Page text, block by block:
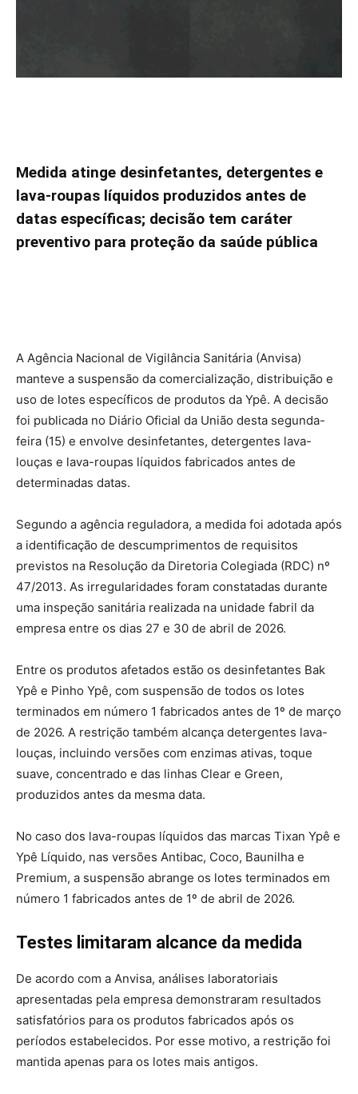
Medida atinge desinfetantes, detergentes e
lava-roupas líquidos produzidos antes de
datas específicas; decisão tem caráter
preventivo para proteção da saúde pública
A Agência Nacional de Vigilância Sanitária (Anvisa)
manteve a suspensão da comercialização, distribuição e
uso de lotes específicos de produtos da Ypê. A decisão
foi publicada no Diário Oficial da União desta segunda-
feira (15) e envolve desinfetantes, detergentes lava-
louças e lava-roupas líquidos fabricados antes de
determinadas datas.
Segundo a agência reguladora, a medida foi adotada após
a identificação de descumprimentos de requisitos
previstos na Resolução da Diretoria Colegiada (RDC) nº
47/2013. As irregularidades foram constatadas durante
uma inspeção sanitária realizada na unidade fabril da
empresa entre os dias 27 e 30 de abril de 2026.
Entre os produtos afetados estão os desinfetantes Bak
Ypê e Pinho Ypê, com suspensão de todos os lotes
terminados em número 1 fabricados antes de 1º de março
de 2026. A restrição também alcança detergentes lava-
louças, incluindo versões com enzimas ativas, toque
suave, concentrado e das linhas Clear e Green,
produzidos antes da mesma data.
No caso dos lava-roupas líquidos das marcas Tixan Ypê e
Ypê Líquido, nas versões Antibac, Coco, Baunilha e
Premium, a suspensão abrange os lotes terminados em
número 1 fabricados antes de 1º de abril de 2026.
Testes limitaram alcance da medida
De acordo com a Anvisa, análises laboratoriais
apresentadas pela empresa demonstraram resultados
satisfatórios para os produtos fabricados após os
períodos estabelecidos. Por esse motivo, a restrição foi
mantida apenas para os lotes mais antigos.